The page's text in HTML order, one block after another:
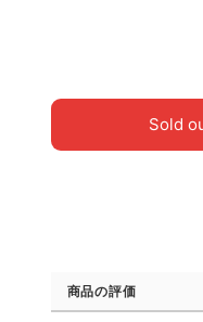
Sold
商品の評価